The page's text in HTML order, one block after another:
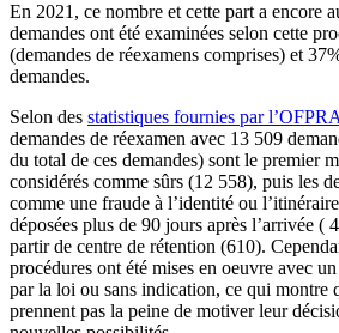
En 2021, ce nombre et cette part a encore
demandes ont été examinées selon cette
(demandes de réexamens comprises) et
demandes.
Selon des statistiques fournies par
demandes de réexamen avec 13 509
du total de ces demandes) sont le premier
considérés comme sûrs (12 558), puis les
comme une fraude à l’identité ou
déposées plus de 90 jours après l’arrivée (
partir de centre de rétention (610).
procédures ont été mises en oeuvre avec
par la loi ou sans indication, ce qui montre
prennent pas la peine de motiver leur